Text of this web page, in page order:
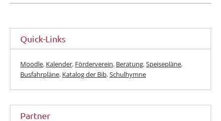
Quick-Links
Moodle, Kalender, Förderverein, Beratung,Speisepläne,
Busfahrpläne, Katalog der Bib,Schulhymne
Partner